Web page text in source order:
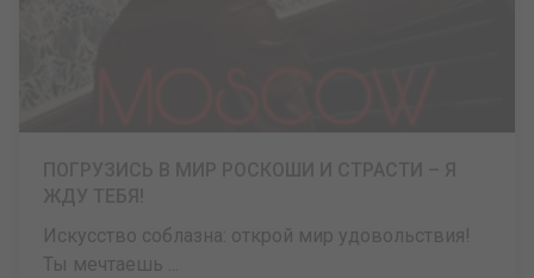
Искусство соблазна: открой мир удовольствия!
Ты мечтаешь ...